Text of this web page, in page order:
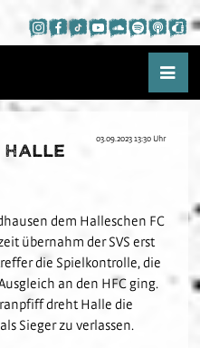
03.09.2023 13:30 Uhr
Halle
dem Halleschen FC
übernahm der SVS erst
die Spielkontrolle, die
an den HFC ging.
dreht Halle die
Sieger zu verlassen.